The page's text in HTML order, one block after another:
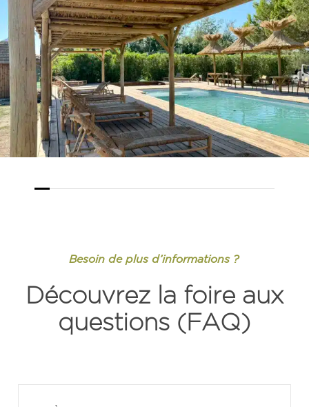
Besoin de plus d’informations ?
Découvrez la foire aux
questions (FAQ)